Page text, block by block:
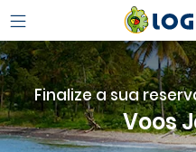
Finalize a sua
Voos